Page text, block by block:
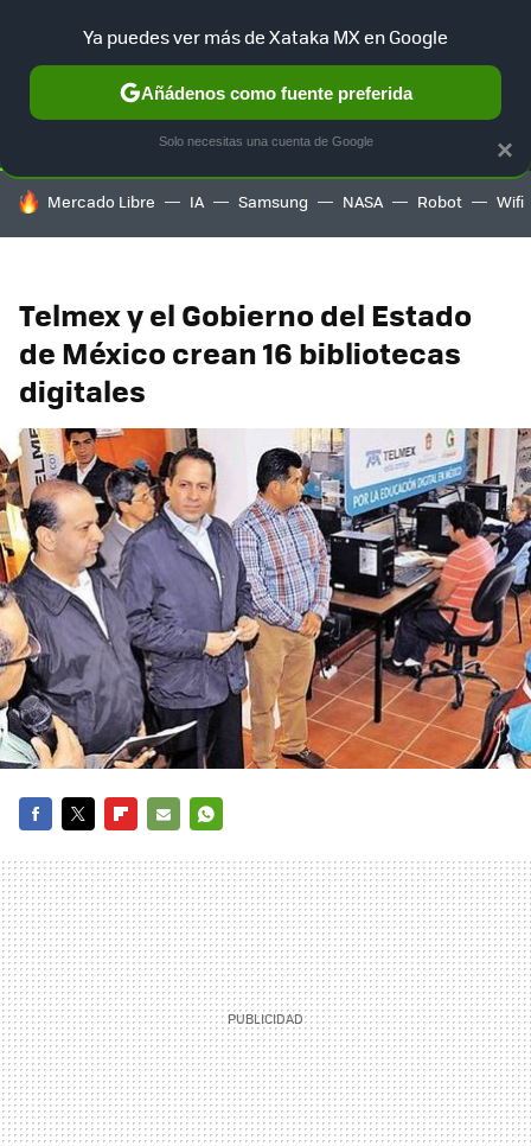
SELECCIÓN GAMING HOME AUTO TERRITORIO
HOY SE HABLA DE
Mercado Libre IA Samsung NASA Robot Wifi
Telmex y el Gobierno del Estado
de México crean 16 bibliotecas
digitales
MAIL
×
Ya puedes ver más de Xataka MX en Google
Añádenos como fuente preferida
Solo necesitas una cuenta de Google